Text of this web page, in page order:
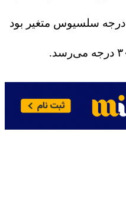
نیز طی این مدت بین ۱۷ و ۲۹ درجه سلسیوس متغیر بود